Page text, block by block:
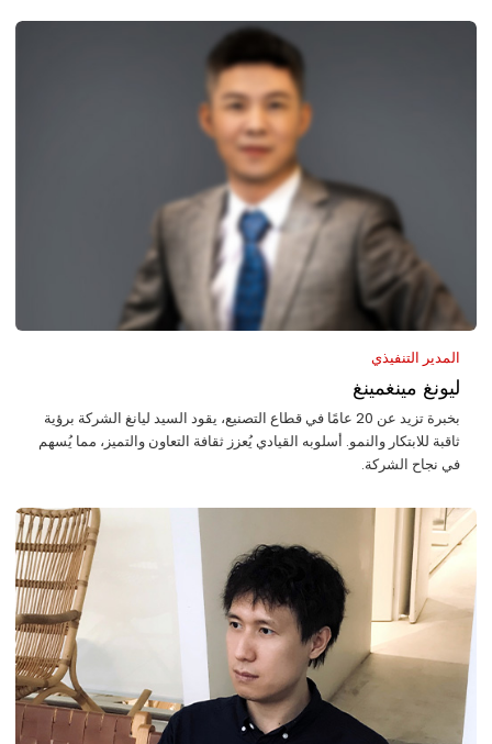
المدير التنفيذي
ليونغ مينغمينغ
بخبرة تزيد عن 20 عامًا في قطاع التصنيع، يقود السيد ليانغ الشركة برؤية
ثاقبة للابتكار والنمو. أسلوبه القيادي يُعزز ثقافة التعاون والتميز، مما يُسهم
في نجاح الشركة.